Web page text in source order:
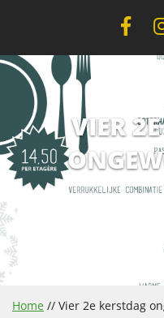
VIER
Home // Vier 2e kerstdag